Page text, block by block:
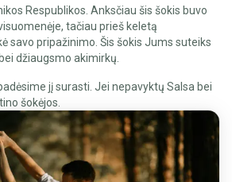
Respublikos. Anksčiau šis šokis buvo
tačiau prieš keletą
savo pripažinimo. Šis šokis Jums suteiks
džiaugsmo akimirkų.
jį surasti. Jei nepavyktų Salsa bei
šokėjos.